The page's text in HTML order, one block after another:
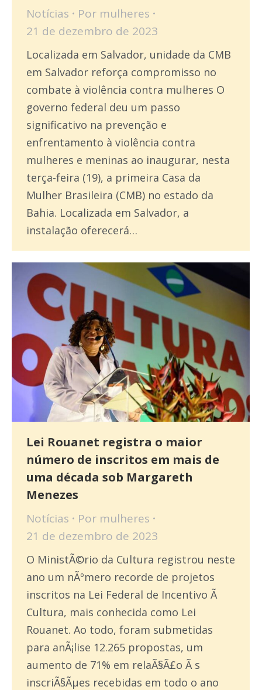
Notícias Por mulheres
21 de dezembro de 2023
Localizada em Salvador, unidade da CMB
em Salvador reforça compromisso no
combate à violência contra mulheres O
governo federal deu um passo
significativo na prevenção e
enfrentamento à violência contra
mulheres e meninas ao inaugurar, nesta
terça-feira (19), a primeira Casa da
Mulher Brasileira (CMB) no estado da
Bahia. Localizada em Salvador, a
instalação oferecerá…
Lei Rouanet registra o maior
número de inscritos em mais de
uma década sob Margareth
Menezes
Notícias Por mulheres
21 de dezembro de 2023
O MinistÃ©rio da Cultura registrou neste
ano um nÃºmero recorde de projetos
inscritos na Lei Federal de Incentivo Ã
Cultura, mais conhecida como Lei
Rouanet. Ao todo, foram submetidas
para anÃ¡lise 12.265 propostas, um
aumento de 71% em relaÃ§Ã£o Ã s
inscriÃ§Ãµes recebidas em todo o ano